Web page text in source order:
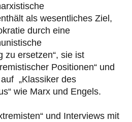
als wesentliches Ziel,
durch eine
zu ersetzen“, sie ist
Positionen“ und
„Klassiker des
wie Marx und Engels.
und Interviews mit